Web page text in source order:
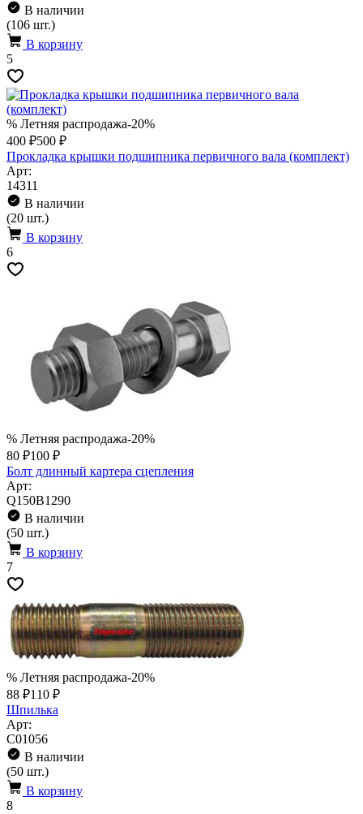
В наличии
(106 шт.)
В корзину
5
% Летняя распродажа-20%
400 ₽500 ₽
Прокладка крышки подшипника первичного вала (комплект)
Арт:
14311
В наличии
(20 шт.)
В корзину
6
% Летняя распродажа-20%
80 ₽100 ₽
Болт длинный картера сцепления
Арт:
Q150B1290
В наличии
(50 шт.)
В корзину
7
% Летняя распродажа-20%
88 ₽110 ₽
Шпилька
Арт:
C01056
В наличии
(50 шт.)
В корзину
8